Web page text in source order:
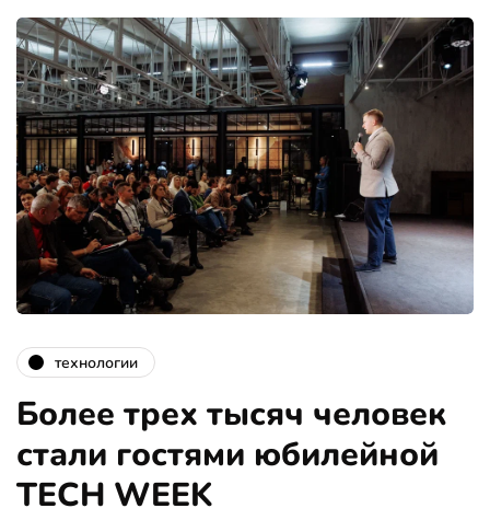
технологии
Более трех тысяч человек
стали гостями юбилейной
TECH WEEK